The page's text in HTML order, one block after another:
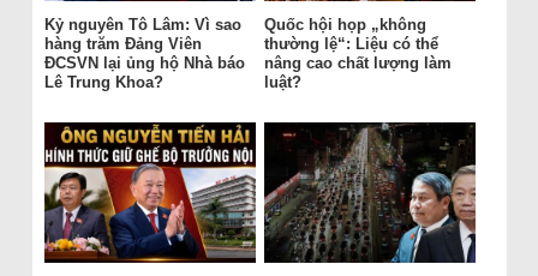
Kỷ nguyên Tô Lâm: Vì sao
hàng trăm Đảng Viên
ĐCSVN lại ủng hộ Nhà báo
Lê Trung Khoa?
Quốc hội họp „không
thường lệ“: Liệu có thể
nâng cao chất lượng làm
luật?